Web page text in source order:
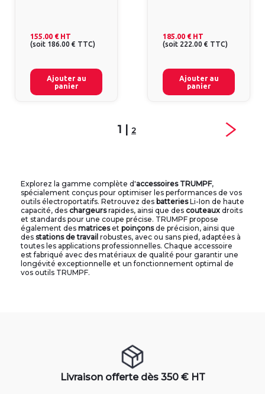
155.00 € HT
(soit 186.00 € TTC)
Ajouter au
panier
185.00 € HT
(soit 222.00 € TTC)
Ajouter au
panier
1 | 2
Explorez la gamme complète d'accessoires TRUMPF,
spécialement conçus pour optimiser les performances de vos
outils électroportatifs. Retrouvez des batteriesLi-Ion de haute
capacité, des chargeursrapides, ainsi que des couteaux droits
et standards pour une coupe précise. TRUMPF propose
également des matriceset poinçonsde précision, ainsi que
des stations de travail robustes, avec ou sans pied, adaptées à
toutes les applications professionnelles. Chaque accessoire
est fabriqué avec des matériaux de qualité pour garantir une
longévité exceptionnelle et un fonctionnement optimal de
vos outils TRUMPF.
Livraison offerte dès 350 € HT